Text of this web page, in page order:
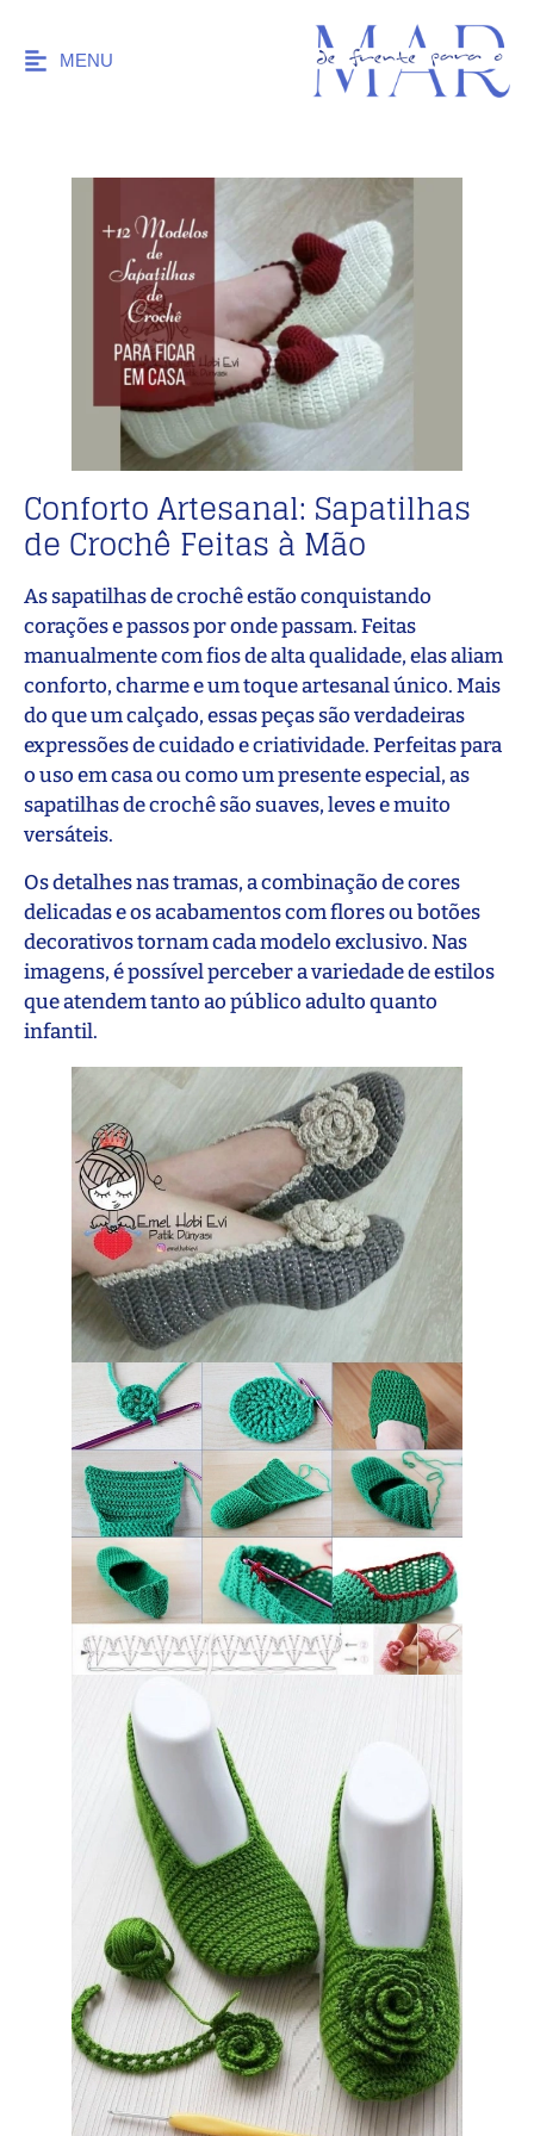
MENU
Conforto Artesanal: Sapatilhas
de Crochê Feitas à Mão
As sapatilhas de crochê estão conquistando
corações e passos por onde passam. Feitas
manualmente com fios de alta qualidade, elas aliam
conforto, charme e um toque artesanal único. Mais
do que um calçado, essas peças são verdadeiras
expressões de cuidado e criatividade. Perfeitas para
o uso em casa ou como um presente especial, as
sapatilhas de crochê são suaves, leves e muito
versáteis.
Os detalhes nas tramas, a combinação de cores
delicadas e os acabamentos com flores ou botões
decorativos tornam cada modelo exclusivo. Nas
imagens, é possível perceber a variedade de estilos
que atendem tanto ao público adulto quanto
infantil.